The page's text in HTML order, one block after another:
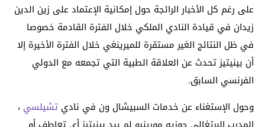
على رغم كل الأخبار الرائجة حول إمكانية الإعتماد على زين الدين
زيدان في قيادة النادي الملكي خلال الفترة القادمة خصوصا
في ظل النتائج الغير مستقرة للميرينغي خلال الفترة الأخيرة إلا
أن بينيتيز تحدث عن العلاقة الطبية التي تجمعه مع الدولي
الفرنسي السابق.
وحول الإستغناء عن خدمات السبيشال ون في نادي تشيلسي ،